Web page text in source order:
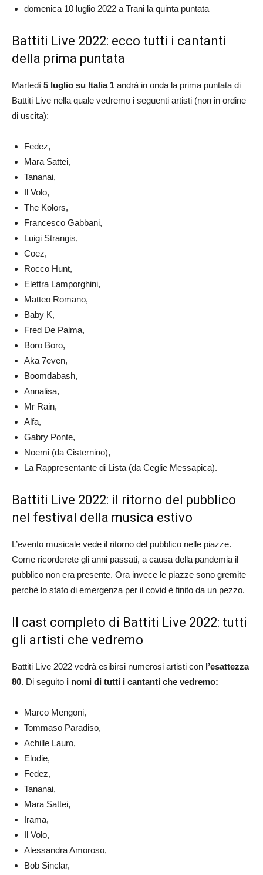
domenica 10 luglio 2022 a Trani la quinta puntata
Battiti Live 2022: ecco tutti i cantanti
della prima puntata
Martedì 5 luglio su Italia 1 andrà in onda la prima puntata di
Battiti Live nella quale vedremo i seguenti artisti (non in ordine
di uscita):
Fedez,
Mara Sattei,
Tananai,
Il Volo,
The Kolors,
Francesco Gabbani,
Luigi Strangis,
Coez,
Rocco Hunt,
Elettra Lamporghini,
Matteo Romano,
Baby K,
Fred De Palma,
Boro Boro,
Aka 7even,
Boomdabash,
Annalisa,
Mr Rain,
Alfa,
Gabry Ponte,
Noemi (da Cisternino),
La Rappresentante di Lista (da Ceglie Messapica).
Battiti Live 2022: il ritorno del pubblico
nel festival della musica estivo
L’evento musicale vede il ritorno del pubblico nelle piazze.
Come ricorderete gli anni passati, a causa della pandemia il
pubblico non era presente. Ora invece le piazze sono gremite
perchè lo stato di emergenza per il covid è finito da un pezzo.
Il cast completo di Battiti Live 2022: tutti
gli artisti che vedremo
Battiti Live 2022 vedrà esibirsi numerosi artisti con l’esattezza
80. Di seguito i nomi di tutti i cantanti che vedremo:
Marco Mengoni,
Tommaso Paradiso,
Achille Lauro,
Elodie,
Fedez,
Tananai,
Mara Sattei,
Irama,
Il Volo,
Alessandra Amoroso,
Bob Sinclar,